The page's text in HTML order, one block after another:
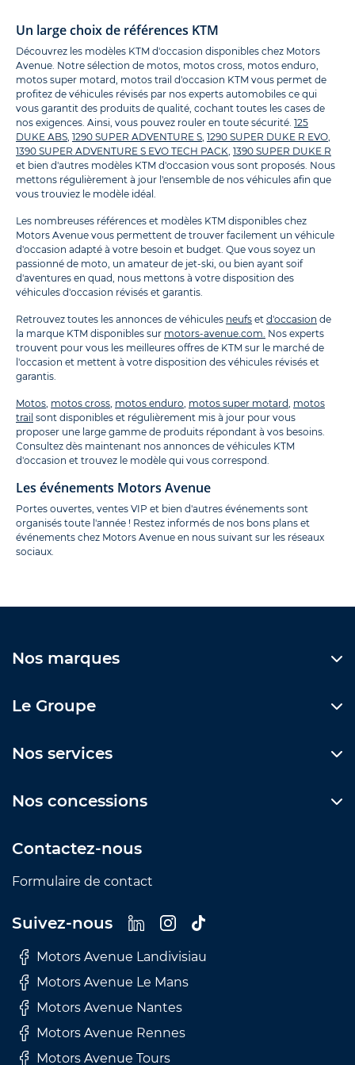
Un large choix de références KTM
Découvrez les modèles KTM d'occasion disponibles chez Motors
Avenue. Notre sélection de motos, motos cross, motos enduro,
motos super motard, motos trail d'occasion KTM vous permet de
profitez de véhicules révisés par nos experts automobiles ce qui
vous garantit des produits de qualité, cochant toutes les cases de
nos exigences. Ainsi, vous pouvez rouler en toute sécurité. 125
DUKE ABS 1290 SUPER ADVENTURE S 1290 SUPER DUKE R EVO
1390 SUPER ADVENTURE S EVO TECH PACK 1390 SUPER DUKE R
et bien d'autres modèles KTM d'occasion vous sont proposés. Nous
mettons régulièrement à jour l'ensemble de nos véhicules afin que
vous trouviez le modèle idéal.
Les nombreuses références et modèles KTM disponibles chez
Motors Avenue vous permettent de trouver facilement un véhicule
d'occasion adapté à votre besoin et budget. Que vous soyez un
passionné de moto, un amateur de jet-ski, ou bien ayant soif
d'aventures en quad, nous mettons à votre disposition des
véhicules d'occasion révisés et garantis.
Retrouvez toutes les annonces de véhicules neufs et d'occasion de
la marque KTM disponibles sur motors-avenue.com. Nos experts
trouvent pour vous les meilleures offres de KTM sur le marché de
l'occasion et mettent à votre disposition des véhicules révisés et
garantis.
Motos motos cross motos enduro motos super motard motos
trail sont disponibles et régulièrement mis à jour pour vous
proposer une large gamme de produits répondant à vos besoins.
Consultez dès maintenant nos annonces de véhicules KTM
d'occasion et trouvez le modèle qui vous correspond.
Les événements Motors Avenue
Portes ouvertes, ventes VIP et bien d'autres événements sont
organisés toute l'année ! Restez informés de nos bons plans et
événements chez Motors Avenue en nous suivant sur les réseaux
sociaux.
Nos marques
Le Groupe
Nos services
Nos concessions
Contactez-nous
Formulaire de contact
Suivez-nous
Motors Avenue Landivisiau
Motors Avenue Le Mans
Motors Avenue Nantes
Motors Avenue Rennes
Motors Avenue Tours